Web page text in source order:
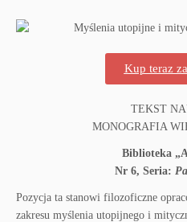
Kup teraz
TEKST
MONOGRAFIA
Biblioteka
Nr 6, Seria:
Pozycja ta stanowi filozoficzne
zakresu myślenia utopijnego i